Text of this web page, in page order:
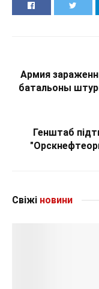
Армия
батальоны
Генштаб
Свіжі новини